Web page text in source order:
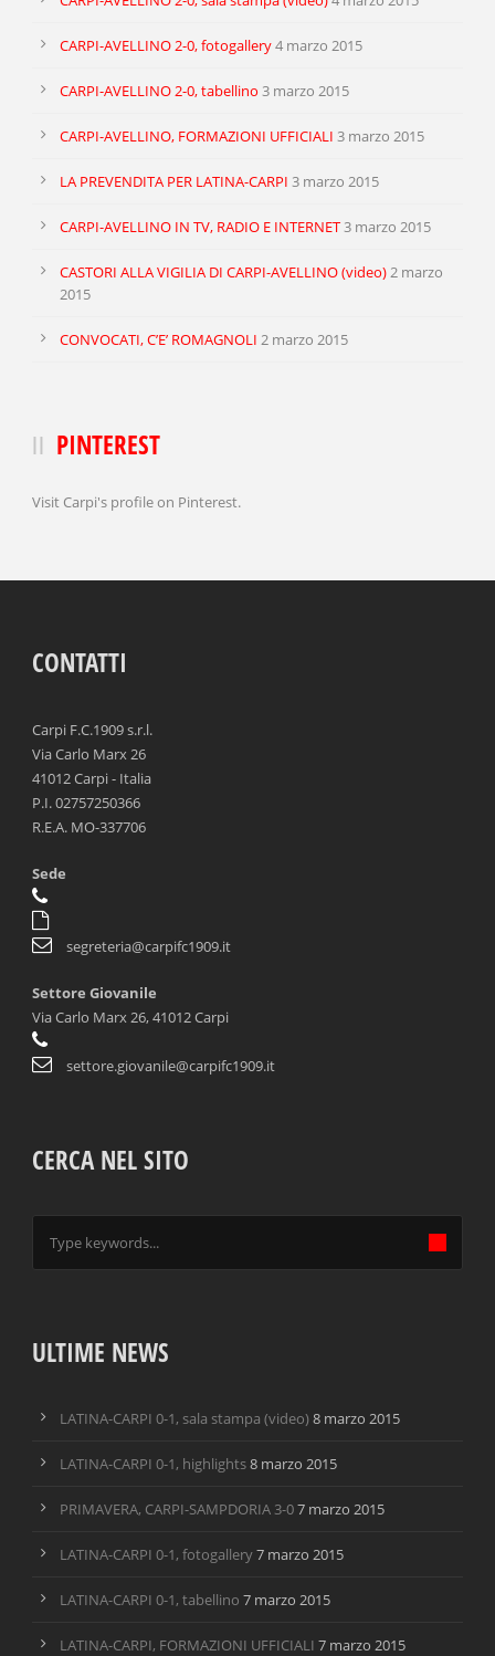
CARPI-AVELLINO 2-0, fotogallery4 marzo 2015
CARPI-AVELLINO 2-0, tabellino 3 marzo 2015
CARPI-AVELLINO, FORMAZIONI UFFICIALI 3 marzo 2015
LA PREVENDITA PER LATINA-CARPI 3 marzo 2015
CARPI-AVELLINO IN TV, RADIO E INTERNET3 marzo 2015
CASTORI ALLA VIGILIA DI CARPI-AVELLINO (video)2 marzo
2015
CONVOCATI, C’E’ ROMAGNOLI 2 marzo 2015
PINTEREST
Visit Carpi's profile on Pinterest.
CONTATTI
Carpi F.C.1909 s.r.l.
Via Carlo Marx 26
41012 Carpi - Italia
P.I. 02757250366
R.E.A. MO-337706
Sede
segreteria@carpifc1909.it
Settore Giovanile
Via Carlo Marx 26, 41012 Carpi
settore.giovanile@carpifc1909.it
CERCA NEL SITO
ULTIME NEWS
LATINA-CARPI 0-1, sala stampa (video)8 marzo 2015
LATINA-CARPI 0-1, highlights8 marzo 2015
PRIMAVERA, CARPI-SAMPDORIA 3-07 marzo 2015
LATINA-CARPI 0-1, fotogallery7 marzo 2015
LATINA-CARPI 0-1, tabellino 7 marzo 2015
LATINA-CARPI, FORMAZIONI UFFICIALI 7 marzo 2015